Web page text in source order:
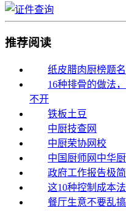
推荐阅读
纸皮腊肉厨榜题名
16种排骨的做法
不开
铁板土豆
中厨技查网
中厨荣协网校
中国厨师网中华
政府工作报告极
这10种控制成本
餐厅生意不要乱